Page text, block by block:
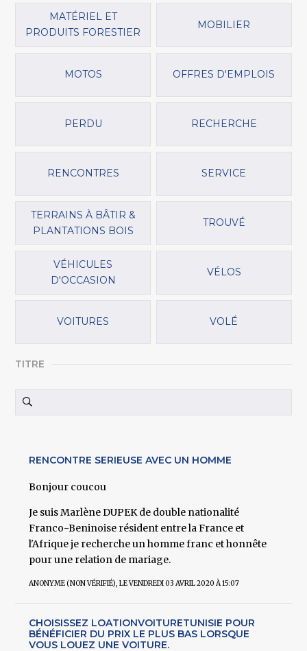
MATÉRIEL ET
PRODUITS FORESTIER
MOBILIER
MOTOS OFFRES D'EMPLOIS
PERDU RECHERCHE
RENCONTRES SERVICE
TERRAINS À BÂTIR &
PLANTATIONS BOIS
TROUVÉ
VÉHICULES
D'OCCASION
VÉLOS
VOITURES VOLÉ
TITRE
RENCONTRE SERIEUSE AVEC UN HOMME
Bonjour coucou
Je suis Marlène DUPEK de double nationalité
Franco-Beninoise résident entre la France et
l'Afrique je recherche un homme franc et honnête
pour une relation de mariage.
ANONYME (NON VÉRIFIÉ), LE VENDREDI 03 AVRIL 2020 À 15:07
CHOISISSEZ LOATIONVOITURETUNISIE POUR
BÉNÉFICIER DU PRIX LE PLUS BAS LORSQUE
VOUS LOUEZ UNE VOITURE.